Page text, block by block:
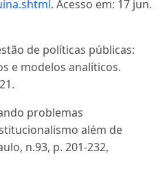
. Acesso em: 17 jun.
de políticas públicas:
e modelos analíticos.
problemas
além de
n.93, p. 201-232,